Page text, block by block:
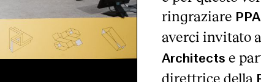
ringraziare
averci invitato
Architects e
direttrice della